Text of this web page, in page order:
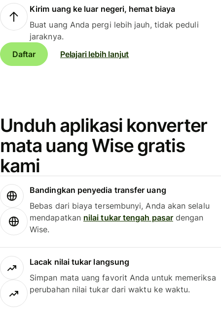
Kirim uang ke luar negeri, hemat biaya
Buat uang Anda pergi lebih jauh, tidak peduli
jaraknya.
Daftar
Pelajari lebih lanjut
Unduh aplikasi konverter
mata uang Wise gratis
kami
Bandingkan penyedia transfer uang
Bebas dari biaya tersembunyi, Anda akan selalu
mendapatkan nilai tukar tengah pasardengan
Wise.
Lacak nilai tukar langsung
Simpan mata uang favorit Anda untuk memeriksa
perubahan nilai tukar dari waktu ke waktu.